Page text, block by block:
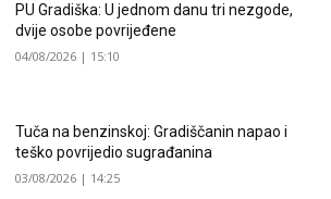
PU Gradiška: U jednom danu tri nezgode,
dvije osobe povrijeđene
04/08/2026 | 15:10
Tuča na benzinskoj: Gradiščanin napao i
teško povrijedio sugrađanina
03/08/2026 | 14:25